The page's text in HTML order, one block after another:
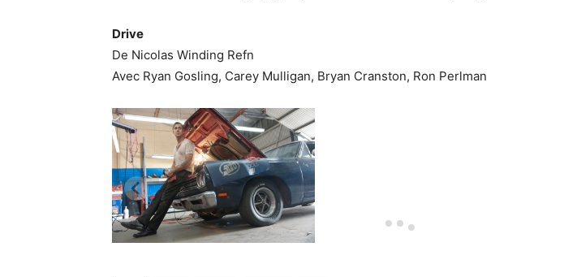
Drive
De Nicolas Winding Refn
Avec Ryan Gosling, Carey Mulligan, Bryan Cranston, Ron Perlman